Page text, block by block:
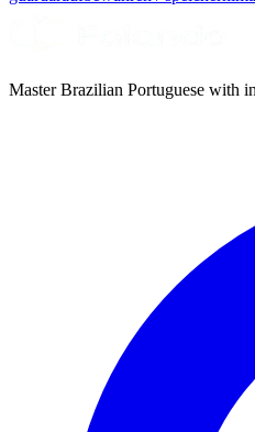
Master Brazilian Portuguese with